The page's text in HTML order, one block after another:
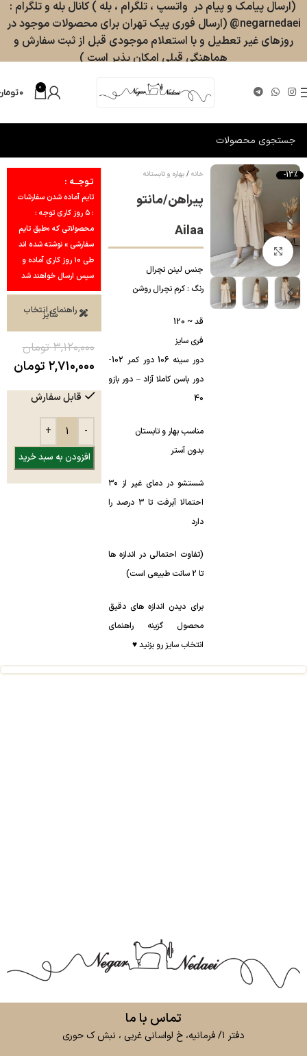
0 ۰
-13%
بزرگنمایی تصویر
خانه بهاره و تابستانه
پیراهن/مانتو
Ailaa
جنس لینن نچرال
رنگ : کرم نچرال روشن
قد ~ 120
فری سایز
دور سینه 106 دور کمر 102-
دور باسن کاملا آزاد – دور بازو
40
مناسب بهار و تابستان
بدون آستر
شستشو در دمای غیر از ۳۰
احتمالا آبرفت تا ۳ درصد را
دارد
(تفاوت احتمالی در اندازه ها
تا 2 سانت طبیعی است)
برای دیدن اندازه های دقیق
محصول گزینه راهنمای
انتخاب سایز رو بزنید ♥️
تـوجــه :
تایم آماده شدن سفارشات
: ۵ روز کاری توجه :
محصولاتی که «طبق تایم
سفارشی » نوشته شده اند
طی ۱۰ روز کاری آماده و
سپس ارسال خواهند شد
راهنمای انتخاب
سایز
۳,۱۲۰,۰۰۰ تومان
۲,۷۱۰,۰۰۰ تومان
قابل سفارش
افزودن به سبد خرید
تماس با ما
دفتر ۱/ فرمانیه، خ لواسانی غربی ، نبش ک حوری
(ارسال پیامک و پیام در واتسپ ، تلگرام ، بله ) کانال بله و تلگرام :
negarnedaei@ (ارسال فوری پیک تهران برای محصولات موجود در
روزهای غیر تعطیل و با استعلام موجودی قبل از ثبت سفارش و
هماهنگی قبلی امکان پذیر است )